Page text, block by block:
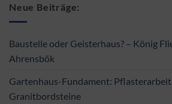
Neue Beiträge:
Baustelle oder Geisterhaus? – König
Ahrensbök
Gartenhaus-Fundament:
Granitbordsteine